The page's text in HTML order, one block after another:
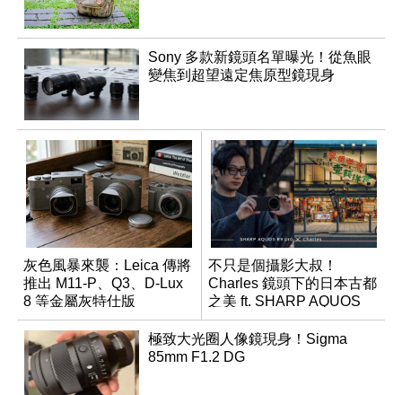
Sony 多款新鏡頭名單曝光！從魚眼
變焦到超望遠定焦原型鏡現身
灰色風暴來襲：Leica 傳將
推出 M11-P、Q3、D-Lux
8 等金屬灰特仕版
不只是個攝影大叔！
Charles 鏡頭下的日本古都
之美 ft. SHARP AQUOS
R9 pro
極致大光圈人像鏡現身！Sigma
85mm F1.2 DG